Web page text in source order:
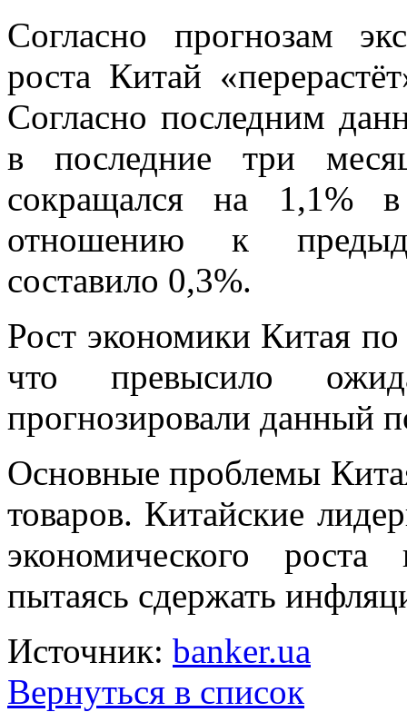
Согласно прогнозам
роста Китай
Согласно последним
в последние три
сокращался на 1,1%
отношению к
составило 0,3%.
Рост экономики Китая
что превысило
прогнозировали данный
Основные проблемы
товаров. Китайские
экономического
пытаясь сдержать
Источник: banker.ua
Вернуться в список